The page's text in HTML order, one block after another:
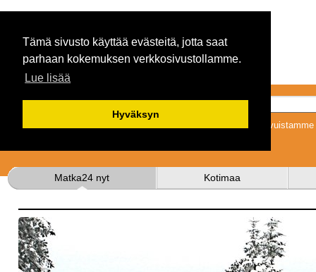
Tämä sivusto käyttää evästeitä, jotta saat
parhaan kokemuksen verkkosivustollamme.
Lue lisää
Hyväksyn
Tykkäämällä
Matka24 nyt Kotimaa